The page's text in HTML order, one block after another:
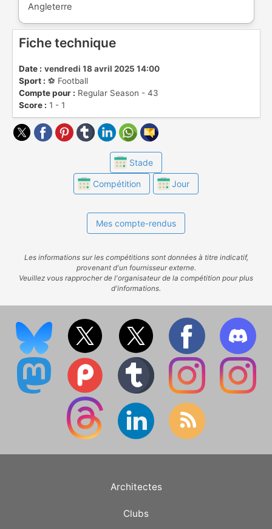
fusion avec la Southern League ( fondée en
1894 ) par la Football League. Le nom de
*League One* date de 2004. Sur les 24
équipes engagées, les meilleures du
championnat sont promues en [EFL
Championship]
(https://www.ostadium.com/competition/76/efl-
championship), les dernières descendent en
EFL League Two.
Angleterre
Fiche technique
Date : vendredi 18 avril 2025 14:00
Sport : ⚽️ Football
Compte pour : Regular Season - 43
Score : 1 - 1
Stade
Compétition Jour
Mes compte-rendus
Les informations sur les compétitions sont données à titre indicatif,
provenant d'un fournisseur externe.
Veuillez vous rapprocher de l'organisateur de la compétition pour plus
d'informations.
Architectes
Clubs